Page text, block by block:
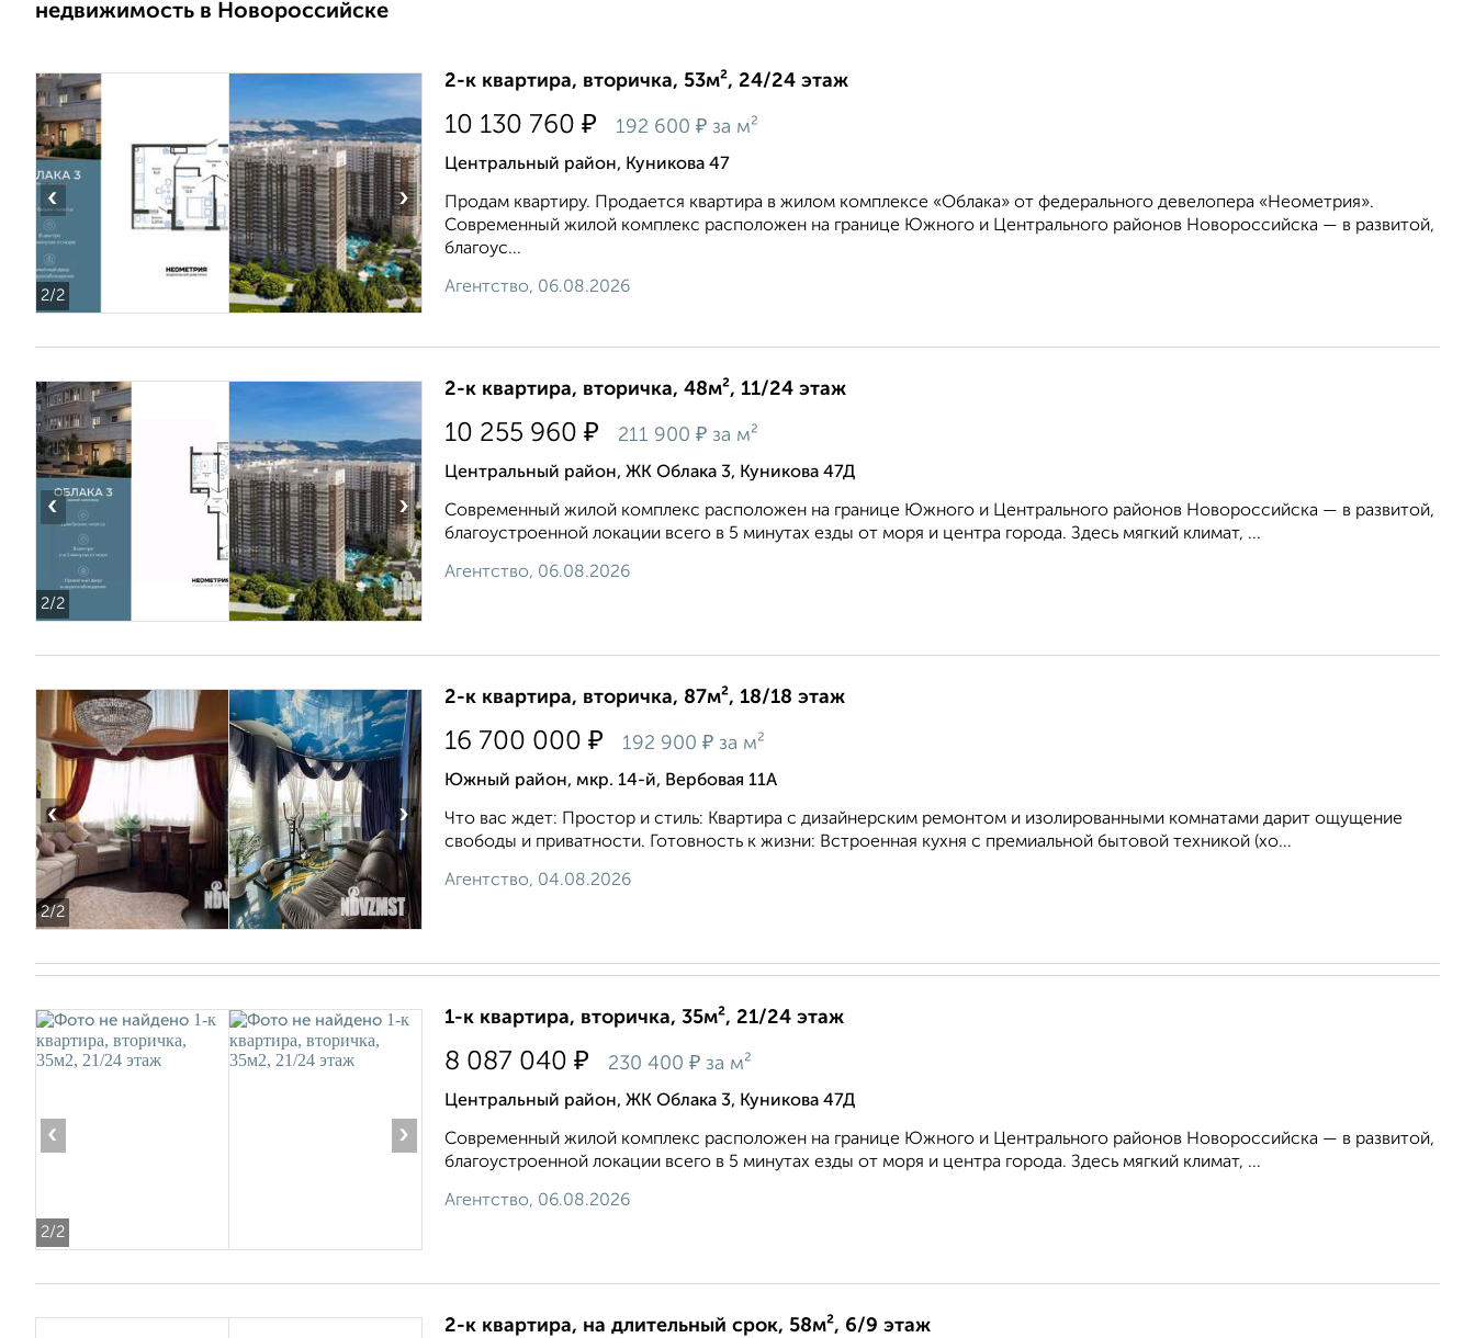
недвижимость в Новороссийске
2/2
‹ ›
2-к квартира, вторичка, 53м², 24/24 этаж
10 130 760 ₽ 192 600 ₽ за м²
Центральный район, Куникова 47
Продам квартиру. Продается квартира в жилом комплексе «Облака» от федерального девелопера «Неометрия».
Современный жилой комплекс расположен на границе Южного и Центрального районов Новороссийска — в развитой,
благоус...
Агентство, 06.08.2026
2/2
‹ ›
2-к квартира, вторичка, 48м², 11/24 этаж
10 255 960 ₽ 211 900 ₽ за м²
Центральный район, ЖК Облака 3, Куникова 47Д
Современный жилой комплекс расположен на границе Южного и Центрального районов Новороссийска — в развитой,
благоустроенной локации всего в 5 минутах езды от моря и центра города. Здесь мягкий климат, ...
Агентство, 06.08.2026
2/2
‹ ›
2-к квартира, вторичка, 87м², 18/18 этаж
16 700 000 ₽ 192 900 ₽ за м²
Южный район, мкр. 14-й, Вербовая 11А
Что вас ждет: Простор и стиль: Квартира с дизайнерским ремонтом и изолированными комнатами дарит ощущение
свободы и приватности. Готовность к жизни: Встроенная кухня с премиальной бытовой техникой (хо...
Агентство, 04.08.2026
2/2
‹ ›
1-к квартира, вторичка, 35м², 21/24 этаж
8 087 040 ₽ 230 400 ₽ за м²
Центральный район, ЖК Облака 3, Куникова 47Д
Современный жилой комплекс расположен на границе Южного и Центрального районов Новороссийска — в развитой,
благоустроенной локации всего в 5 минутах езды от моря и центра города. Здесь мягкий климат, ...
Агентство, 06.08.2026
2-к квартира, на длительный срок, 58м², 6/9 этаж